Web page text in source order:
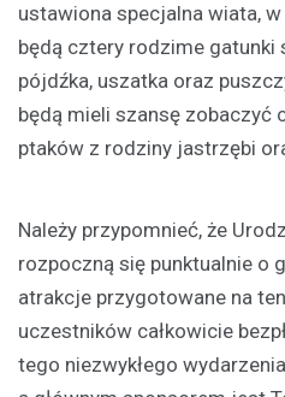
ustawiona specjalna wiata,
będą cztery rodzime gatunki
pójdźka, uszatka oraz
będą mieli szansę zobaczyć
ptaków z rodziny jastrzębi
Należy przypomnieć, że
rozpoczną się punktualnie o
atrakcje przygotowane na
uczestników całkowicie
tego niezwykłego